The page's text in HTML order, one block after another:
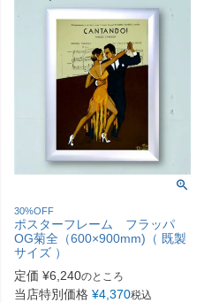
30%OFF
ポスターフレーム フラッパ
OG菊全（600×900mm)（ 既製
サイズ ）
定価 ¥6,240のところ
当店特別価格 ¥4,370税込